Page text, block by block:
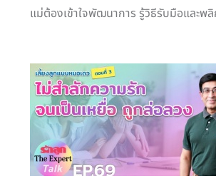
แม่ต้องเข้าใจพัฒนาการ รู้วิธีรับมือและพลิ